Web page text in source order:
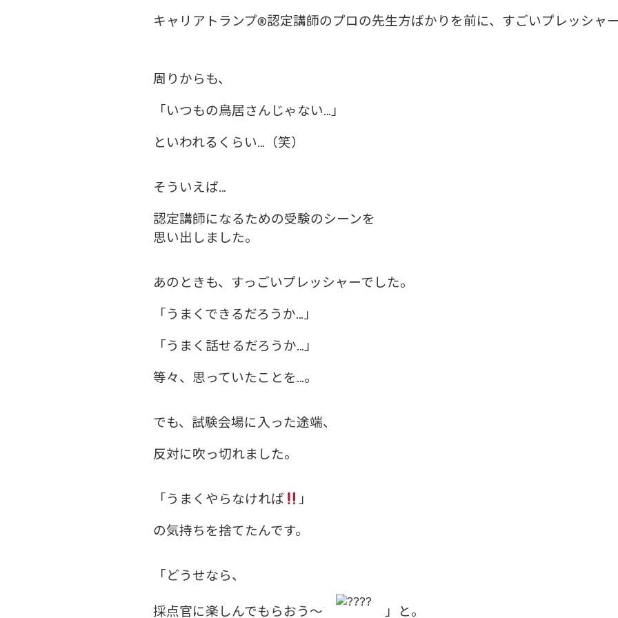
キャリアトランプ®️認定講師のプロの先生方ばかりを前に、すごいプレッシャ
周りからも、
「いつもの鳥居さんじゃない…」
といわれるくらい…（笑）
そういえば…
認定講師になるための受験のシーンを
思い出しました。
あのときも、すっごいプレッシャーでした。
「うまくできるだろうか…」
「うまく話せるだろうか…」
等々、思っていたことを…。
でも、試験会場に入った途端、
反対に吹っ切れました。
「うまくやらなければ 」
の気持ちを捨てたんです。
「どうせなら、
採点官に楽しんでもらおう～ 」と。